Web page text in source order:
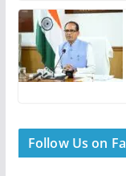
Follow Us on